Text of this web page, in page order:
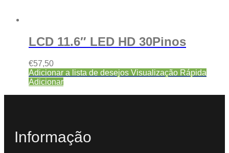
LCD 11.6″ LED HD 30Pinos
€57,50
Adicionar a lista de desejos Visualização Rápida
Adicionar
Informação